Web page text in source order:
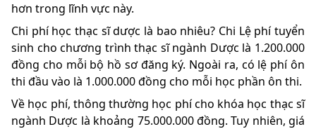
hơn trong lĩnh vực này.
Chi phí học thạc sĩ dược là bao nhiêu? Chi Lệ phí tuyển
sinh cho chương trình thạc sĩ ngành Dược là 1.200.000
đồng cho mỗi bộ hồ sơ đăng ký. Ngoài ra, có lệ phí ôn
thi đầu vào là 1.000.000 đồng cho mỗi học phần ôn thi.
Về học phí, thông thường học phí cho khóa học thạc sĩ
ngành Dược là khoảng 75.000.000 đồng. Tuy nhiên, giá